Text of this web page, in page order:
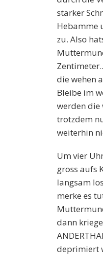
starker
Hebamme
zu. Also
die wehen
Bleibe im
werden die
trotzdem
weiterhin
Um vier
gross aufs
langsam
merke es
dann
deprimiert